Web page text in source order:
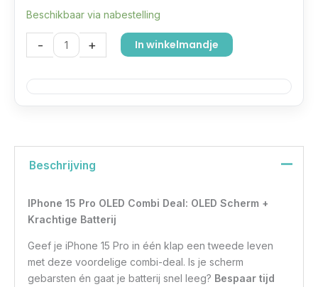
Beschikbaar via nabestelling
- + In winkelmandje
Beschrijving
IPhone 15 Pro OLED Combi Deal: OLED Scherm +
Krachtige Batterij
Geef je iPhone 15 Pro in één klap een tweede leven
met deze voordelige combi-deal. Is je scherm
gebarsten én gaat je batterij snel leeg? Bespaar tijd